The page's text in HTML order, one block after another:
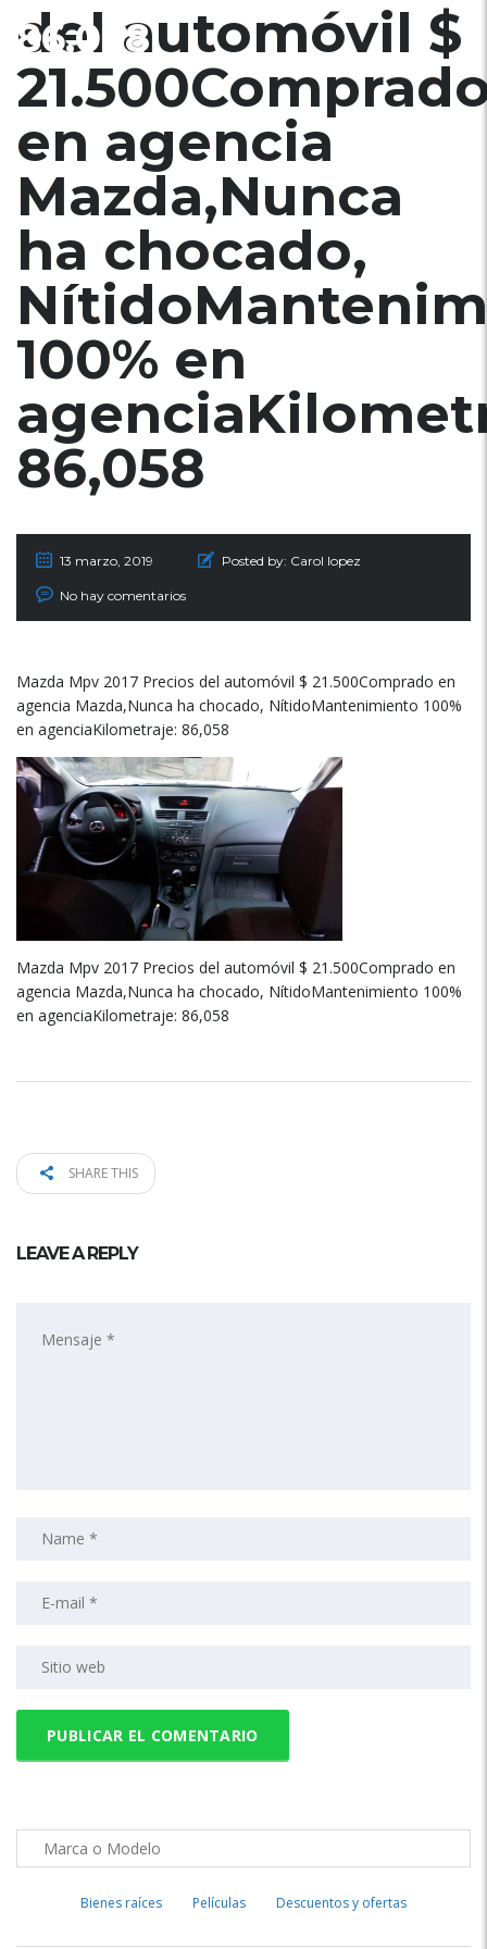
86,058
del automóvil $
en agencia
Mazda,Nunca
ha chocado,
100% en
86,058
13 marzo, 2019 Posted by: Carol lopez
No hay comentarios
Mazda Mpv 2017 Precios del automóvil $ 21.500Comprado en
agencia Mazda,Nunca ha chocado, NítidoMantenimiento 100%
en agenciaKilometraje: 86,058
Mazda Mpv 2017 Precios del automóvil $ 21.500Comprado en
agencia Mazda,Nunca ha chocado, NítidoMantenimiento 100%
en agenciaKilometraje: 86,058
SHARE THIS
LEAVE A REPLY
Bienes raíces Películas Descuentos y ofertas